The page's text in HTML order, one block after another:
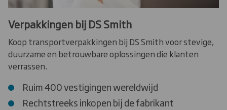
Verpakkingen bij DS Smith
Koop transportverpakkingen bij DS Smith voor stevige,
duurzame en betrouwbare oplossingen die klanten
verrassen.
Ruim 400 vestigingen wereldwijd
Rechtstreeks inkopen bij de fabrikant